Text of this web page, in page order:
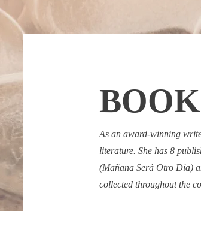
As an award-winning
literature. She has 8
(Mañana Será Otro Día)
collected throughout the